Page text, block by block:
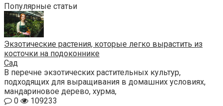
Популярные статьи
Экзотические растения, которые легко вырастить из
косточки на подоконнике
Сад
В перечне экзотических растительных культур,
подходящих для выращивания в домашних условиях,
мандариновое дерево, хурма,
0
109233